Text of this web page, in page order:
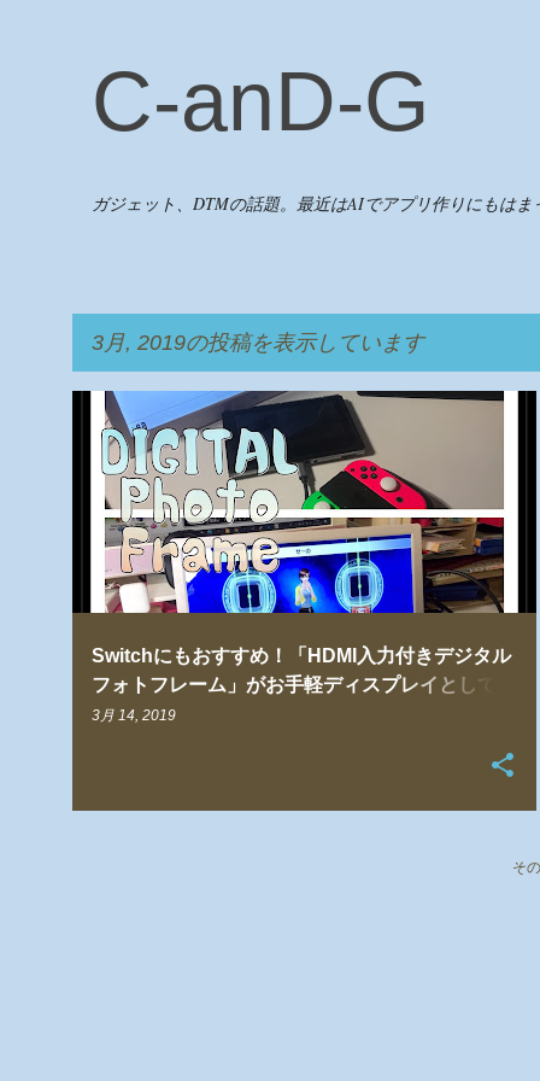
C-anD-G
ガジェット、DTMの話題。最近はAIでアプリ作りにもはま
3月, 2019の投稿を表示しています
Switchにもおすすめ！「HDMI入力付きデジタル
フォトフレーム」がお手軽ディスプレイとしてア
ツい！
3月 14, 2019
SWITCH パソコングッズ
そ